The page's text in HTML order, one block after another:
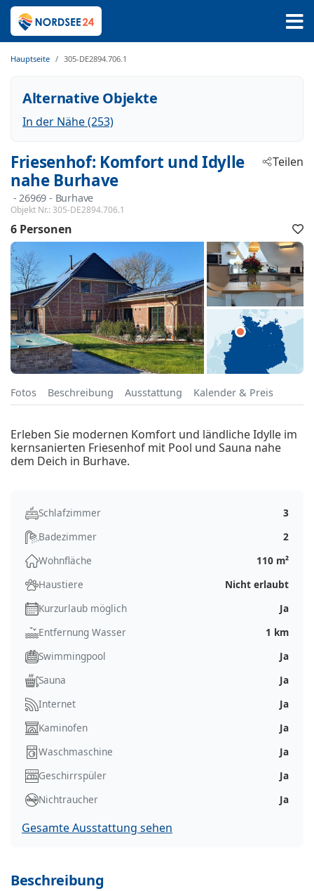
Hauptseite 305-DE2894.706.1
Alternative Objekte
In der Nähe (253)
Friesenhof: Komfort und Idylle
nahe Burhave
- 26969 - Burhave
Objekt Nr.: 305-DE2894.706.1
Teilen
6 Personen
Fotos Beschreibung Ausstattung Kalender & Preis
Erleben Sie modernen Komfort und ländliche Idylle im
kernsanierten Friesenhof mit Pool und Sauna nahe
dem Deich in Burhave.
Schlafzimmer
3
Badezimmer
2
Wohnfläche
110 m²
Haustiere
Nicht erlaubt
Kurzurlaub möglich
Ja
Entfernung Wasser
1 km
Swimmingpool
Ja
Sauna
Ja
Internet
Ja
Kaminofen
Ja
Waschmaschine
Ja
Geschirrspüler
Ja
Nichtraucher
Ja
Gesamte Ausstattung sehen
Beschreibung